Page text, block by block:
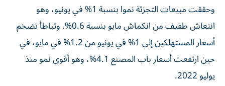
وحققت مبيعات التجزئة نموا بنسبة 1% في يونيو، وهو
انتعاش طفيف من انكماش مايو بنسبة 0.6%. وتباطأ تضخم
أسعار المستهلكين إلى 1% في يونيو من 1.2% في مايو، في
حين ارتفعت أسعار باب المصنع 4.1%، وهو أقوى نمو منذ
يوليو 2022.